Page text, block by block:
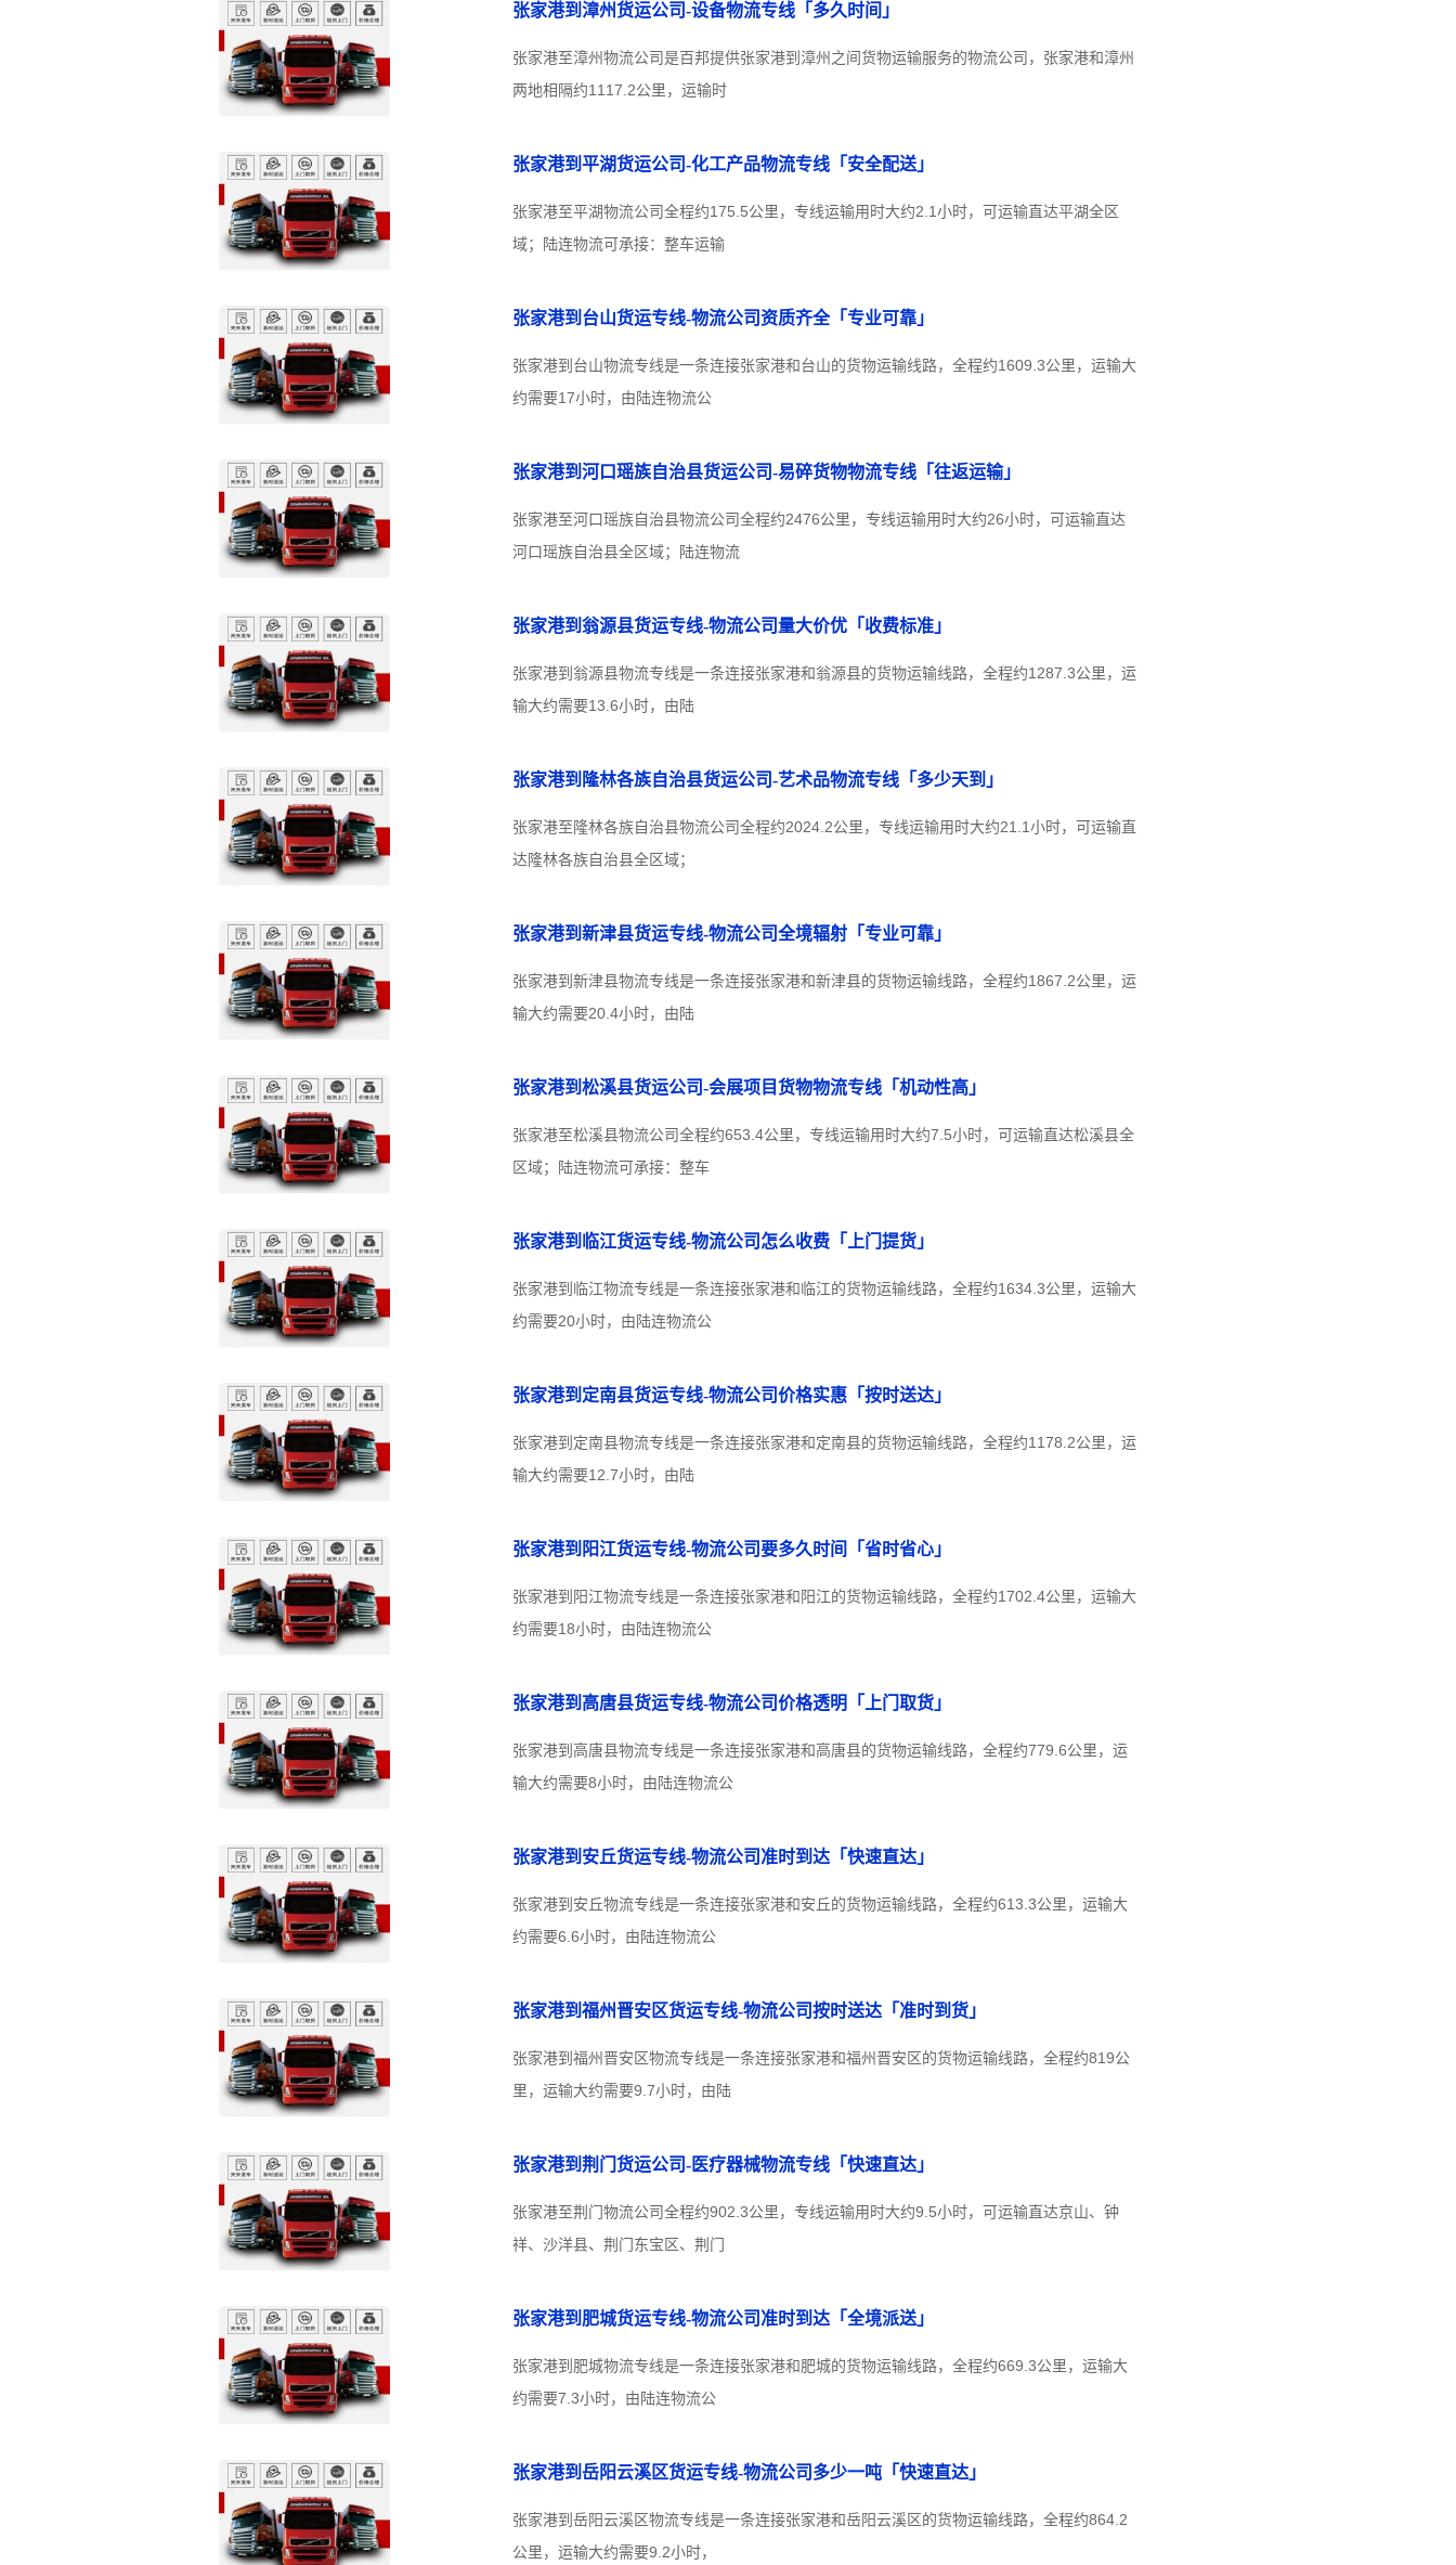
张家港到漳州货运公司-设备物流专线「多久时间」
张家港至漳州物流公司是百邦提供张家港到漳州之间货物运输服务的物流公司，张家港和漳州
两地相隔约1117.2公里，运输时
张家港到平湖货运公司-化工产品物流专线「安全配送」
张家港至平湖物流公司全程约175.5公里，专线运输用时大约2.1小时，可运输直达平湖全区
域；陆连物流可承接：整车运输
张家港到台山货运专线-物流公司资质齐全「专业可靠」
张家港到台山物流专线是一条连接张家港和台山的货物运输线路，全程约1609.3公里，运输大
约需要17小时，由陆连物流公
张家港到河口瑶族自治县货运公司-易碎货物物流专线「往返运输」
张家港至河口瑶族自治县物流公司全程约2476公里，专线运输用时大约26小时，可运输直达
河口瑶族自治县全区域；陆连物流
张家港到翁源县货运专线-物流公司量大价优「收费标准」
张家港到翁源县物流专线是一条连接张家港和翁源县的货物运输线路，全程约1287.3公里，运
输大约需要13.6小时，由陆
张家港到隆林各族自治县货运公司-艺术品物流专线「多少天到」
张家港至隆林各族自治县物流公司全程约2024.2公里，专线运输用时大约21.1小时，可运输直
达隆林各族自治县全区域；
张家港到新津县货运专线-物流公司全境辐射「专业可靠」
张家港到新津县物流专线是一条连接张家港和新津县的货物运输线路，全程约1867.2公里，运
输大约需要20.4小时，由陆
张家港到松溪县货运公司-会展项目货物物流专线「机动性高」
张家港至松溪县物流公司全程约653.4公里，专线运输用时大约7.5小时，可运输直达松溪县全
区域；陆连物流可承接：整车
张家港到临江货运专线-物流公司怎么收费「上门提货」
张家港到临江物流专线是一条连接张家港和临江的货物运输线路，全程约1634.3公里，运输大
约需要20小时，由陆连物流公
张家港到定南县货运专线-物流公司价格实惠「按时送达」
张家港到定南县物流专线是一条连接张家港和定南县的货物运输线路，全程约1178.2公里，运
输大约需要12.7小时，由陆
张家港到阳江货运专线-物流公司要多久时间「省时省心」
张家港到阳江物流专线是一条连接张家港和阳江的货物运输线路，全程约1702.4公里，运输大
约需要18小时，由陆连物流公
张家港到高唐县货运专线-物流公司价格透明「上门取货」
张家港到高唐县物流专线是一条连接张家港和高唐县的货物运输线路，全程约779.6公里，运
输大约需要8小时，由陆连物流公
张家港到安丘货运专线-物流公司准时到达「快速直达」
张家港到安丘物流专线是一条连接张家港和安丘的货物运输线路，全程约613.3公里，运输大
约需要6.6小时，由陆连物流公
张家港到福州晋安区货运专线-物流公司按时送达「准时到货」
张家港到福州晋安区物流专线是一条连接张家港和福州晋安区的货物运输线路，全程约819公
里，运输大约需要9.7小时，由陆
张家港到荆门货运公司-医疗器械物流专线「快速直达」
张家港至荆门物流公司全程约902.3公里，专线运输用时大约9.5小时，可运输直达京山、钟
祥、沙洋县、荆门东宝区、荆门
张家港到肥城货运专线-物流公司准时到达「全境派送」
张家港到肥城物流专线是一条连接张家港和肥城的货物运输线路，全程约669.3公里，运输大
约需要7.3小时，由陆连物流公
张家港到岳阳云溪区货运专线-物流公司多少一吨「快速直达」
张家港到岳阳云溪区物流专线是一条连接张家港和岳阳云溪区的货物运输线路，全程约864.2
公里，运输大约需要9.2小时，